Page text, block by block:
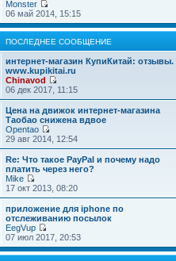
Monster
06 май 2014, 15:15
ПОСЛЕДНЕЕ СООБЩЕНИЕ
интернет-магазин КупиКитай: отзывы.
www.kupikitai.ru
Chinavod
06 дек 2017, 11:15
Цена на движок интернет-магазина
Таобао снижена вдвое
Opentao
29 авг 2014, 12:54
Re: Что такое PayPal и почему надо
платить через него?
Mike
17 окт 2013, 08:20
приложение для iphone по
отслеживанию посылок
EegVup
07 июл 2017, 20:53